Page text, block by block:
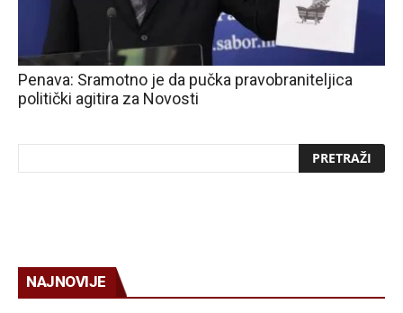
Penava: Sramotno je da pučka pravobraniteljica
politički agitira za Novosti
NAJNOVIJE